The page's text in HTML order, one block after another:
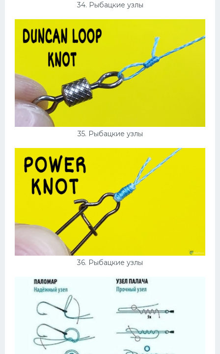
34. Рыбацкие узлы
35. Рыбацкие узлы
36. Рыбацкие узлы